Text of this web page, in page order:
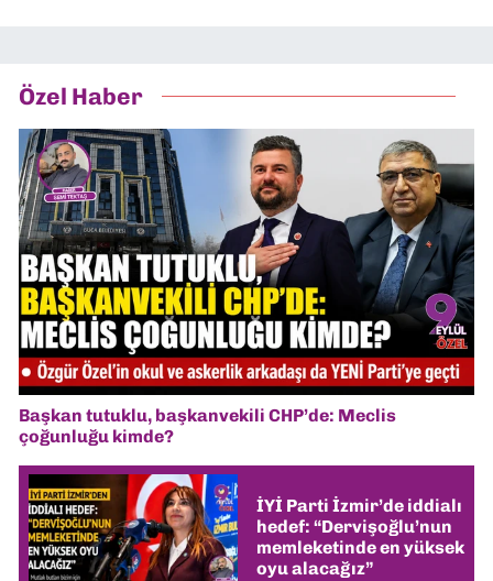
Özel Haber
Başkan tutuklu, başkanvekili CHP’de: Meclis
çoğunluğu kimde?
İYİ Parti İzmir’de iddialı
hedef: “Dervişoğlu’nun
memleketinde en yüksek
oyu alacağız”